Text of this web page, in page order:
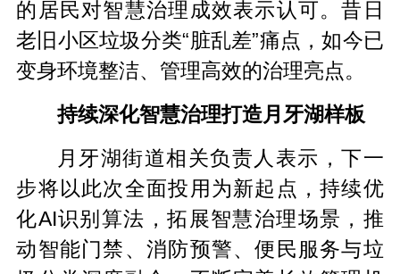
的居民对智慧治理成效表示认可。昔日
老旧小区垃圾分类“脏乱差”痛点，如今已
变身环境整洁、管理高效的治理亮点。
持续深化智慧治理打造月牙湖样板
月牙湖街道相关负责人表示，下一
步将以此次全面投用为新起点，持续优
化AI识别算法，拓展智慧治理场景，推
动智能门禁、消防预警、便民服务与垃